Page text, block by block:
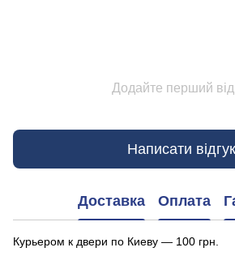
Додайте перший
Написати відгук
Доставка Оплата
Курьером к двери по Киеву — 100 грн.